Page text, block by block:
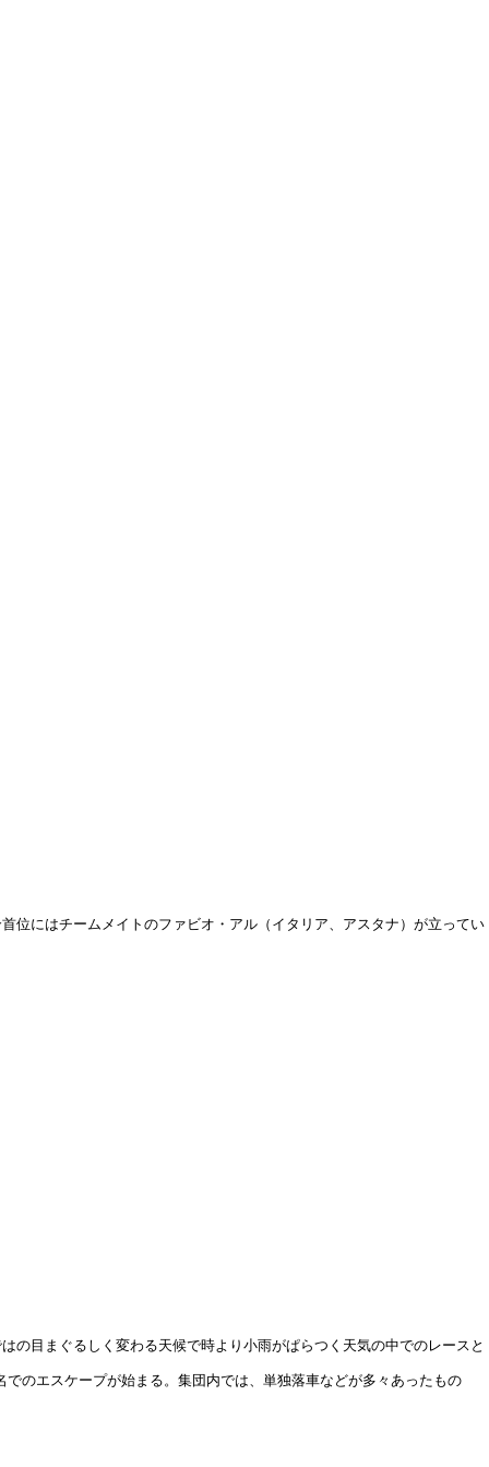
位にはチームメイトのファビオ・アル（イタリア、アスタナ）が立ってい
の目まぐるしく変わる天候で時より小雨がぱらつく天気の中でのレースと
のエスケープが始まる。集団内では、単独落車などが多々あったもの